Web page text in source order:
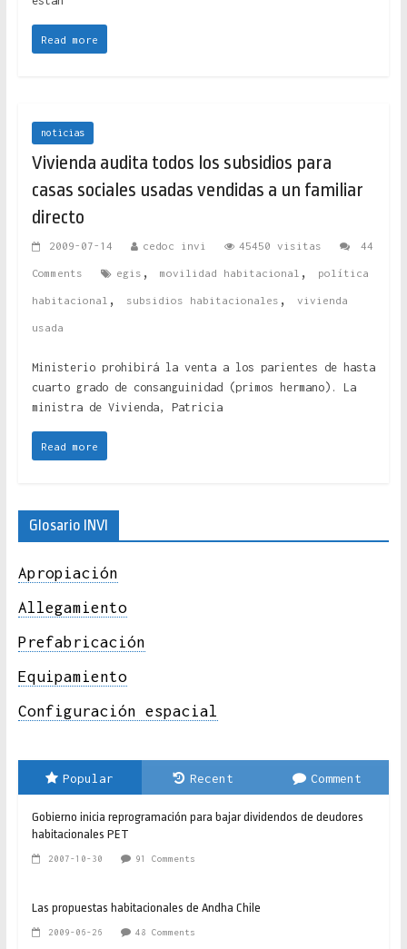
Read more
noticias
Vivienda audita todos los subsidios para
casas sociales usadas vendidas a un familiar
directo
2009-07-14 cedoc invi 45450 visitas 44
Comments egis , movilidad habitacional , política
habitacional , subsidios habitacionales , vivienda
usada
Ministerio prohibirá la venta a los parientes de hasta
cuarto grado de consanguinidad (primos hermano). La
ministra de Vivienda, Patricia
Read more
Glosario INVI
Apropiación
Allegamiento
Prefabricación
Equipamiento
Configuración espacial
Popular Recent Comment
Gobierno inicia reprogramación para bajar dividendos de deudores
habitacionales PET
2007-10-30 91 Comments
Las propuestas habitacionales de Andha Chile
2009-06-26 48 Comments